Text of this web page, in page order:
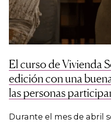
El curso de Vivienda
edición con una
las personas
Durante el mes de abril